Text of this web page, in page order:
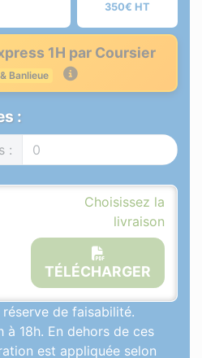
350€ HT
1H par Coursier
Banlieue
:
:
Choisissez la
livraison
TÉLÉCHARGER
de faisabilité.
à 18h. En dehors de ces
est appliquée selon